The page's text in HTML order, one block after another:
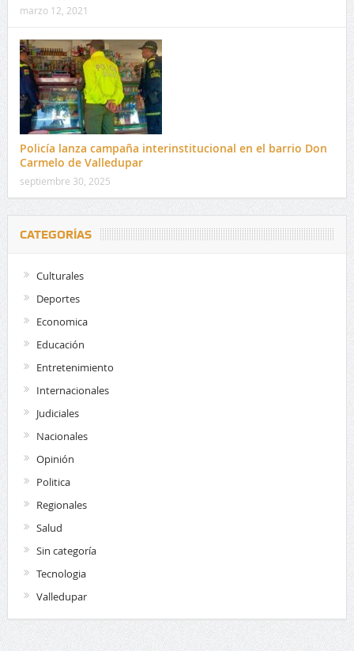
marzo 12, 2021
Policía lanza campaña interinstitucional en el barrio Don
Carmelo de Valledupar
septiembre 30, 2025
CATEGORÍAS
Culturales
Deportes
Economica
Educación
Entretenimiento
Internacionales
Judiciales
Nacionales
Opinión
Politica
Regionales
Salud
Sin categoría
Tecnologia
Valledupar